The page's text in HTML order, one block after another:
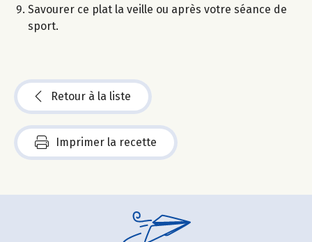
Savourer ce plat la veille ou après votre séance de
sport.
Retour à la liste
Imprimer la recette